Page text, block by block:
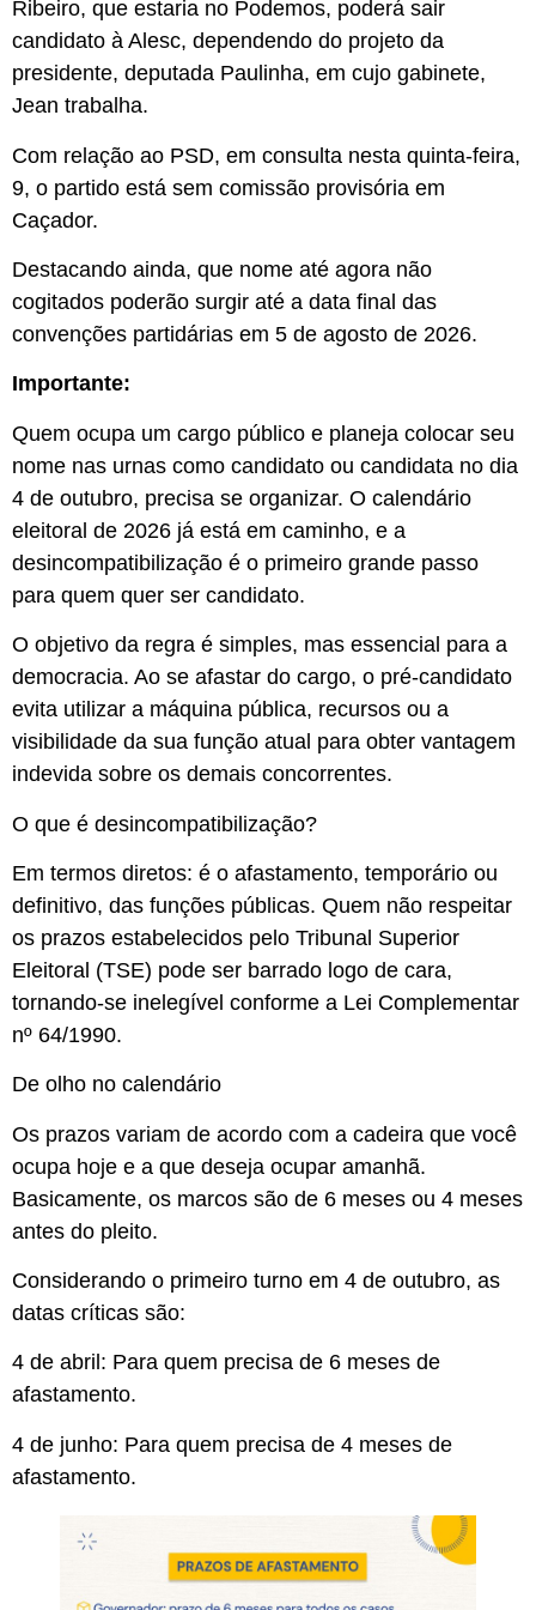
Ribeiro, que estaria no Podemos, poderá sair
candidato à Alesc, dependendo do projeto da
presidente, deputada Paulinha, em cujo gabinete,
Jean trabalha.
Com relação ao PSD, em consulta nesta quinta-feira,
9, o partido está sem comissão provisória em
Caçador.
Destacando ainda, que nome até agora não
cogitados poderão surgir até a data final das
convenções partidárias em 5 de agosto de 2026.
Importante:
Quem ocupa um cargo público e planeja colocar seu
nome nas urnas como candidato ou candidata no dia
4 de outubro, precisa se organizar. O calendário
eleitoral de 2026 já está em caminho, e a
desincompatibilização é o primeiro grande passo
para quem quer ser candidato.
O objetivo da regra é simples, mas essencial para a
democracia. Ao se afastar do cargo, o pré-candidato
evita utilizar a máquina pública, recursos ou a
visibilidade da sua função atual para obter vantagem
indevida sobre os demais concorrentes.
O que é desincompatibilização?
Em termos diretos: é o afastamento, temporário ou
definitivo, das funções públicas. Quem não respeitar
os prazos estabelecidos pelo Tribunal Superior
Eleitoral (TSE) pode ser barrado logo de cara,
tornando-se inelegível conforme a Lei Complementar
nº 64/1990.
De olho no calendário
Os prazos variam de acordo com a cadeira que você
ocupa hoje e a que deseja ocupar amanhã.
Basicamente, os marcos são de 6 meses ou 4 meses
antes do pleito.
Considerando o primeiro turno em 4 de outubro, as
datas críticas são:
4 de abril: Para quem precisa de 6 meses de
afastamento.
4 de junho: Para quem precisa de 4 meses de
afastamento.